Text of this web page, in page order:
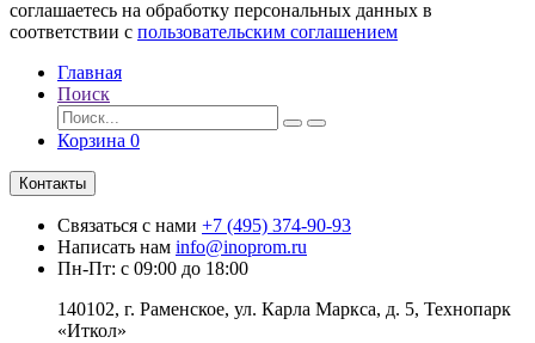
соглашаетесь на обработку персональных данных в
соответствии с пользовательским соглашением
Главная
Поиск
Корзина 0
Контакты
Связаться с нами +7 (495) 374-90-93
Написать нам info@inoprom.ru
Пн-Пт: с 09:00 до 18:00
140102, г. Раменское, ул. Карла Маркса, д. 5, Технопарк
«Иткол»